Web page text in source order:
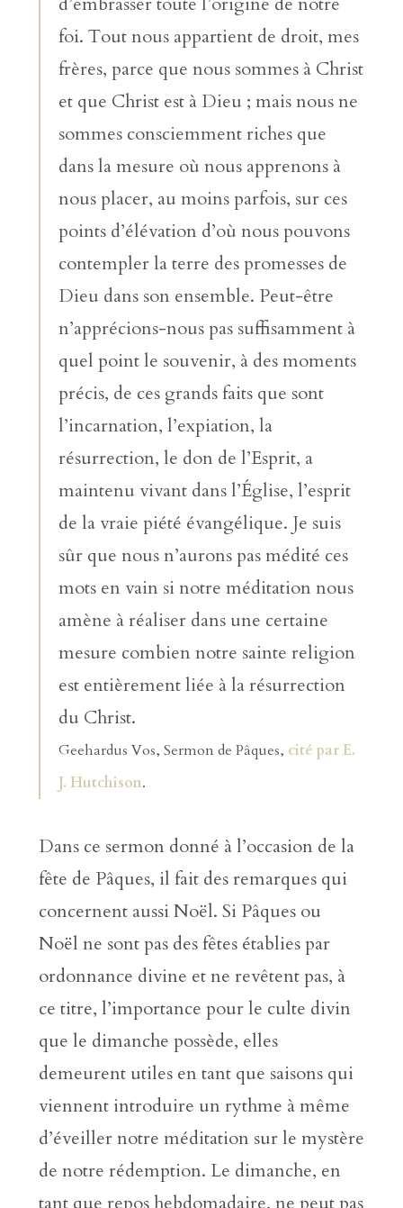
foi. Tout nous appartient de droit, mes
frères, parce que nous sommes à Christ
et que Christ est à Dieu ; mais nous ne
sommes consciemment riches que
dans la mesure où nous apprenons à
nous placer, au moins parfois, sur ces
points d’élévation d’où nous pouvons
contempler la terre des promesses de
Dieu dans son ensemble. Peut-être
n’apprécions-nous pas suffisamment à
quel point le souvenir, à des moments
précis, de ces grands faits que sont
l’incarnation, l’expiation, la
résurrection, le don de l’Esprit, a
maintenu vivant dans l’Église, l’esprit
de la vraie piété évangélique. Je suis
sûr que nous n’aurons pas médité ces
mots en vain si notre méditation nous
amène à réaliser dans une certaine
mesure combien notre sainte religion
est entièrement liée à la résurrection
du Christ.
Geehardus Vos, Sermon de Pâques, cité par E.
J. Hutchison.
Dans ce sermon donné à l’occasion de la
fête de Pâques, il fait des remarques qui
concernent aussi Noël. Si Pâques ou
Noël ne sont pas des fêtes établies par
ordonnance divine et ne revêtent pas, à
ce titre, l’importance pour le culte divin
que le dimanche possède, elles
demeurent utiles en tant que saisons qui
viennent introduire un rythme à même
d’éveiller notre méditation sur le mystère
de notre rédemption. Le dimanche, en
tant que repos hebdomadaire, ne peut pas